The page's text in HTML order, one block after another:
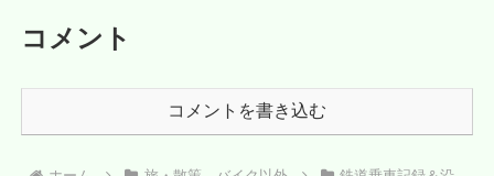
コメント
コメントを書き込む